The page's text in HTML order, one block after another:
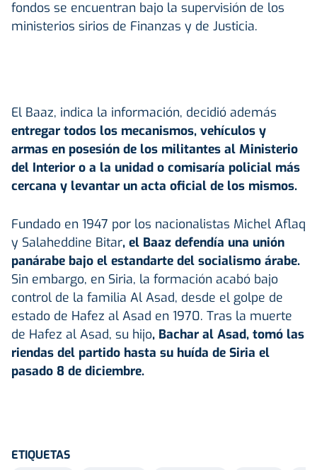
fondos se encuentran bajo la supervisión de los
ministerios sirios de Finanzas y de Justicia.
El Baaz, indica la información, decidió además
entregar todos los mecanismos, vehículos y
armas en posesión de los militantes al Ministerio
del Interior o a la unidad o comisaría policial más
cercana y levantar un acta oficial de los mismos.
Fundado en 1947 por los nacionalistas Michel Aflaq
y Salaheddine Bitar, el Baaz defendía una unión
panárabe bajo el estandarte del socialismo árabe.
Sin embargo, en Siria, la formación acabó bajo
control de la familia Al Asad, desde el golpe de
estado de Hafez al Asad en 1970. Tras la muerte
de Hafez al Asad, su hijo, Bachar al Asad, tomó las
riendas del partido hasta su huída de Siria el
pasado 8 de diciembre.
ETIQUETAS